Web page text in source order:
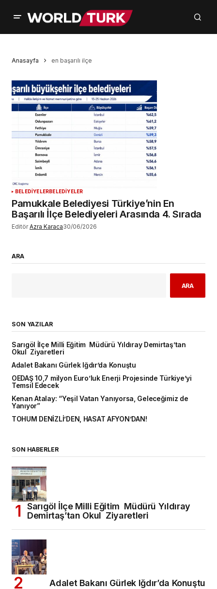
Anasayfa en başarılı ilçe
BELEDİYELERBELEDİYELER
Pamukkale Belediyesi Türkiye’nin En
Başarılı İlçe Belediyeleri Arasında 4. Sırada
Editör Azra Karaca30/06/2026
ARA
ARA
SON YAZILAR
Sarıgöl İlçe Milli Eğitim Müdürü Yıldıray Demirtaş’tan
Okul Ziyaretleri
Adalet Bakanı Gürlek Iğdır’da Konuştu
OEDAŞ 10,7 milyon Euro’luk Enerji Projesinde Türkiye’yi
Temsil Edecek
Kenan Atalay: “Yeşil Vatan Yanıyorsa, Geleceğimiz de
Yanıyor”
TOHUM DENİZLİ’DEN, HASAT AFYON’DAN!
SON HABERLER
Sarıgöl İlçe Milli Eğitim Müdürü Yıldıray
Demirtaş’tan Okul Ziyaretleri
Adalet Bakanı Gürlek Iğdır’da Konuştu